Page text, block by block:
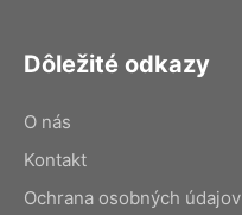
Dôležité odkazy
O nás
Kontakt
Ochrana osobných údajov